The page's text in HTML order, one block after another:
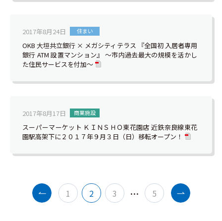
2017年8月24日 住まい
OKB 大垣共立銀行 × メガシティテラス 『全国初 入居者専用
銀行 ATM 設置マンション』 ～市内過去最大の規模を活かし
た住民サービスを付加～
2017年8月17日 商業施設
スーパーマーケット ＫＩＮＳＨＯ東花園店 近鉄奈良線東花
園駅高架下に２０１７年９月３日（日）移転オープン！
1 2 3 … 5